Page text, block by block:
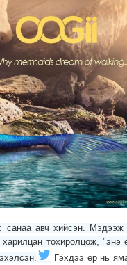
санаа авч хийсэн. Мэдээж
тохиролцож, "энэ
Гэхдээ ер нь